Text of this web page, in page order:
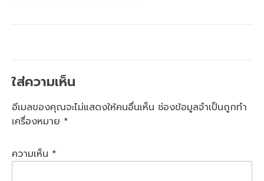
ใส่ความเห็น
อีเมลของคุณจะไม่แสดงให้คนอื่นเห็น ช่องข้อมูลจำเป็นถูกทำ
เครื่องหมาย *
ความเห็น *